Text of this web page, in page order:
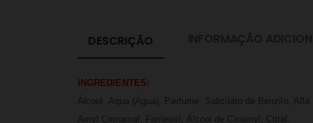
DESCRIÇÃO
INGREDIENTES:
Álcool, Aqua (Água), Perfume, Salicilato de Benzilo,
Amyl Cinnamal, Farnesol, Álcool de Cinamyl, Citral.